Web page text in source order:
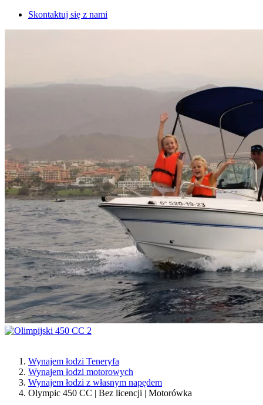
Skontaktuj się z nami
Wynajem łodzi Teneryfa
Wynajem łodzi motorowych
Wynajem łodzi z własnym napędem
Olympic 450 CC | Bez licencji | Motorówka